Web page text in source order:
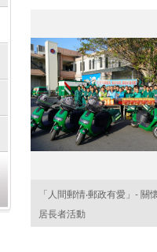
「人間郵情‧郵政有愛」- 關
居長者活動